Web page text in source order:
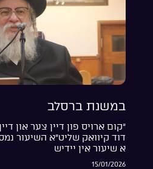
במשנת ברסלב
“קום ארויס פון דיין צער און
דוד קיוואק שליט”א השיעור
א שיעור אין יידיש
15/01/2026